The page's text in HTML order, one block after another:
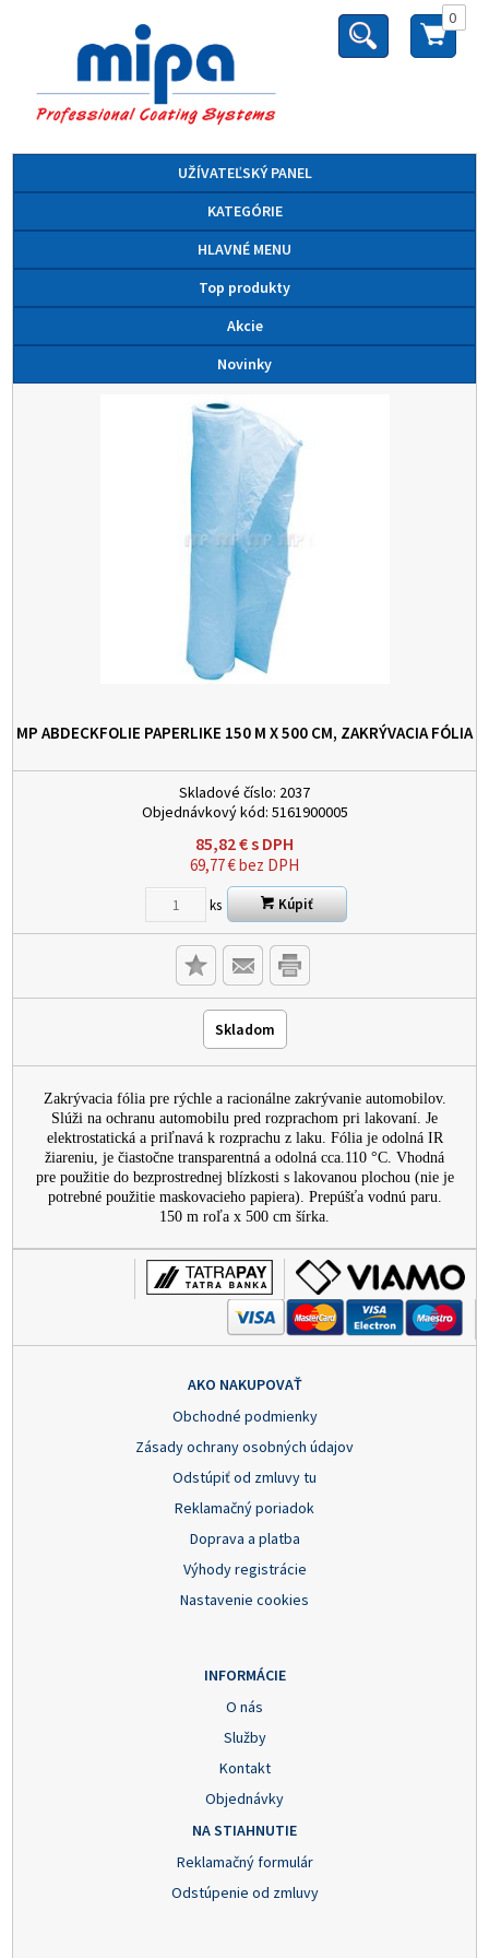
0
UŽÍVATEĽSKÝ PANEL
KATEGÓRIE
HLAVNÉ MENU
Top produkty
Akcie
Novinky
MP ABDECKFOLIE PAPERLIKE 150 M X 500 CM, ZAKRÝVACIA FÓLIA
Skladové číslo: 2037
Objednávkový kód: 5161900005
85,82€s DPH
69,77€bez DPH
ks Kúpiť
Skladom
Zakrývacia fólia pre rýchle a racionálne zakrývanie automobilov.
Slúži na ochranu automobilu pred rozprachom pri lakovaní. Je
elektrostatická a priľnavá k rozprachu z laku. Fólia je odolná IR
žiareniu, je čiastočne transparentná a odolná cca.110 °C. Vhodná
pre použitie do bezprostrednej blízkosti s lakovanou plochou (nie je
potrebné použitie maskovacieho papiera). Prepúšťa vodnú paru.
150 m roľa x 500 cm šírka.
AKO NAKUPOVAŤ
Obchodné podmienky
Zásady ochrany osobných údajov
Odstúpiť od zmluvy tu
Reklamačný poriadok
Doprava a platba
Výhody registrácie
Nastavenie cookies
INFORMÁCIE
O nás
Služby
Kontakt
Objednávky
NA STIAHNUTIE
Reklamačný formulár
Odstúpenie od zmluvy